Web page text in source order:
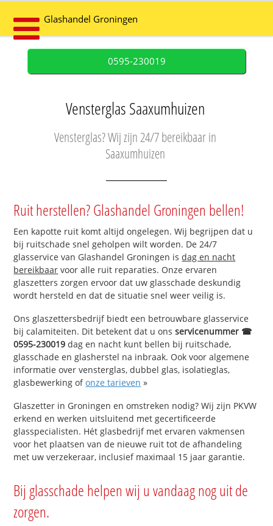
Glashandel Groningen
0595-230019
Vensterglas Saaxumhuizen
Vensterglas? Wij zijn 24/7 bereikbaar in
Saaxumhuizen
Ruit herstellen? Glashandel Groningen bellen!
Een kapotte ruit komt altijd ongelegen. Wij begrijpen dat u
bij ruitschade snel geholpen wilt worden. De 24/7
glasservice van Glashandel Groningen isdag en nacht
bereikbaar voor alle ruit reparaties. Onze ervaren
glaszetters zorgen ervoor dat uw glasschade deskundig
wordt hersteld en dat de situatie snel weer veilig is.
Ons glaszettersbedrijf biedt een betrouwbare glasservice
bij calamiteiten. Dit betekent dat u onsservicenummer ☎
0595-230019 dag en nacht kunt bellen bij ruitschade,
glasschade en glasherstel na inbraak. Ook voor algemene
informatie over vensterglas, dubbel glas, isolatieglas,
glasbewerking ofonze tarieven »
Glaszetter in Groningen en omstreken nodig? Wij zijn PKVW
erkend en werken uitsluitend met gecertificeerde
glasspecialisten. Hét glasbedrijf met ervaren vakmensen
voor het plaatsen van de nieuwe ruit tot de afhandeling
met uw verzekeraar, inclusief maximaal 15 jaar garantie.
Bij glasschade helpen wij u vandaag nog uit de
zorgen.